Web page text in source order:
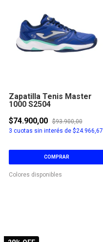
Zapatilla Tenis Master
1000 S2504
$74.900,00
$93.900,00
3 cuotas sin interés de $24.966,67
COMPRAR
Colores disponibles